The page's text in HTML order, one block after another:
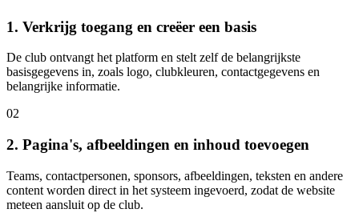
1. Verkrijg toegang en creëer een basis
De club ontvangt het platform en stelt zelf de belangrijkste
basisgegevens in, zoals logo, clubkleuren, contactgegevens en
belangrijke informatie.
02
2. Pagina's, afbeeldingen en inhoud toevoegen
Teams, contactpersonen, sponsors, afbeeldingen, teksten en andere
content worden direct in het systeem ingevoerd, zodat de website
meteen aansluit op de club.